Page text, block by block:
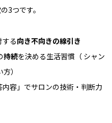
3つです。
る向き不向きの線引き
持続を決める生活習慣（ シャン
）
容」でサロンの技術・判断力